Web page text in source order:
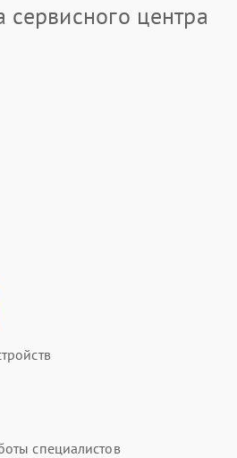
центра
специалистов